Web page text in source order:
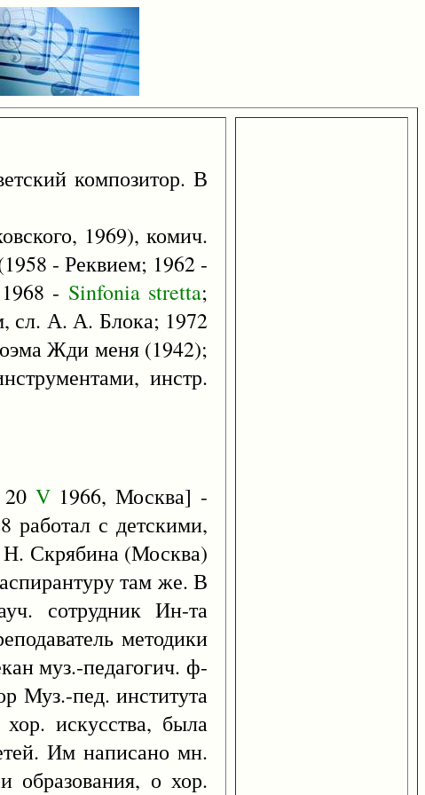
композитор. В
1969), комич.
- Реквием; 1962 -
- Sinfonia stretta;
сл. А. А. Блока; 1972
Жди меня (1942);
инстр.
V1966, Москва] -
работал с детскими,
Скрябина (Москва)
там же. В
сотрудник Ин-та
методики
муз.-педагогич. ф-
Муз.-пед. института
искусства, была
Им написано мн.
образования, о хор.